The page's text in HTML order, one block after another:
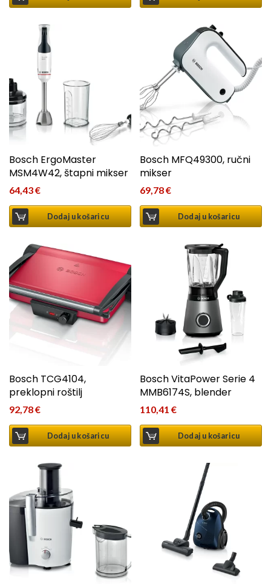
Bosch ErgoMaster
MSM4W42, štapni mikser
64,43€
Dodaj u košaricu
Bosch MFQ49300, ručni
mikser
69,78€
Dodaj u košaricu
Bosch TCG4104,
preklopni roštilj
92,78€
Dodaj u košaricu
Bosch VitaPower Serie 4
MMB6174S, blender
110,41€
Dodaj u košaricu